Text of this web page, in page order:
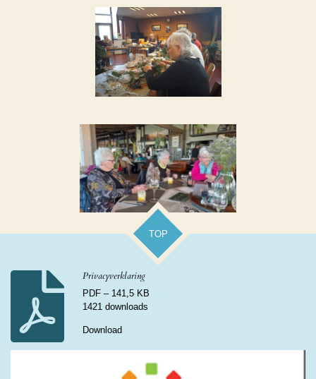
TOP
Privacyverklaring
PDF – 141,5 KB
1421 downloads
Download